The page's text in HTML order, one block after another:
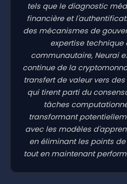
tels que le diagnostic
financière et
des mécanismes de
expertise technique
communautaire, Neurai
continue de la
transfert de valeur vers
qui tirent parti du
tâches
transformant
avec les modèles
en éliminant les points
tout en maintenant